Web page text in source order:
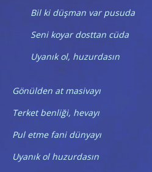
Bil ki düşman var pusuda
Seni koyar dosttan cüda
Uyanık ol, huzurdasın
Gönülden at masivayı
Terket benliği, hevayı
Pul etme fani dünyayı
Uyanık ol huzurdasın